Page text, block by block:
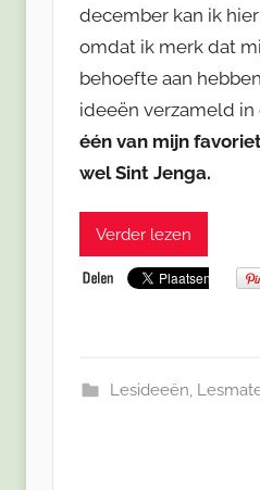
december kan ik
omdat ik merk dat
behoefte aan
ideeën verzameld
één van mijn
wel Sint Jenga.
Verder lezen
Lesideeën,